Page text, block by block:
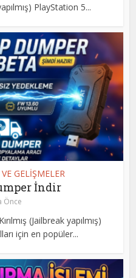
PlayStation 5...
GELİŞMELER
İndir
Önce
(Jailbreak yapılmış)
için en popüler...